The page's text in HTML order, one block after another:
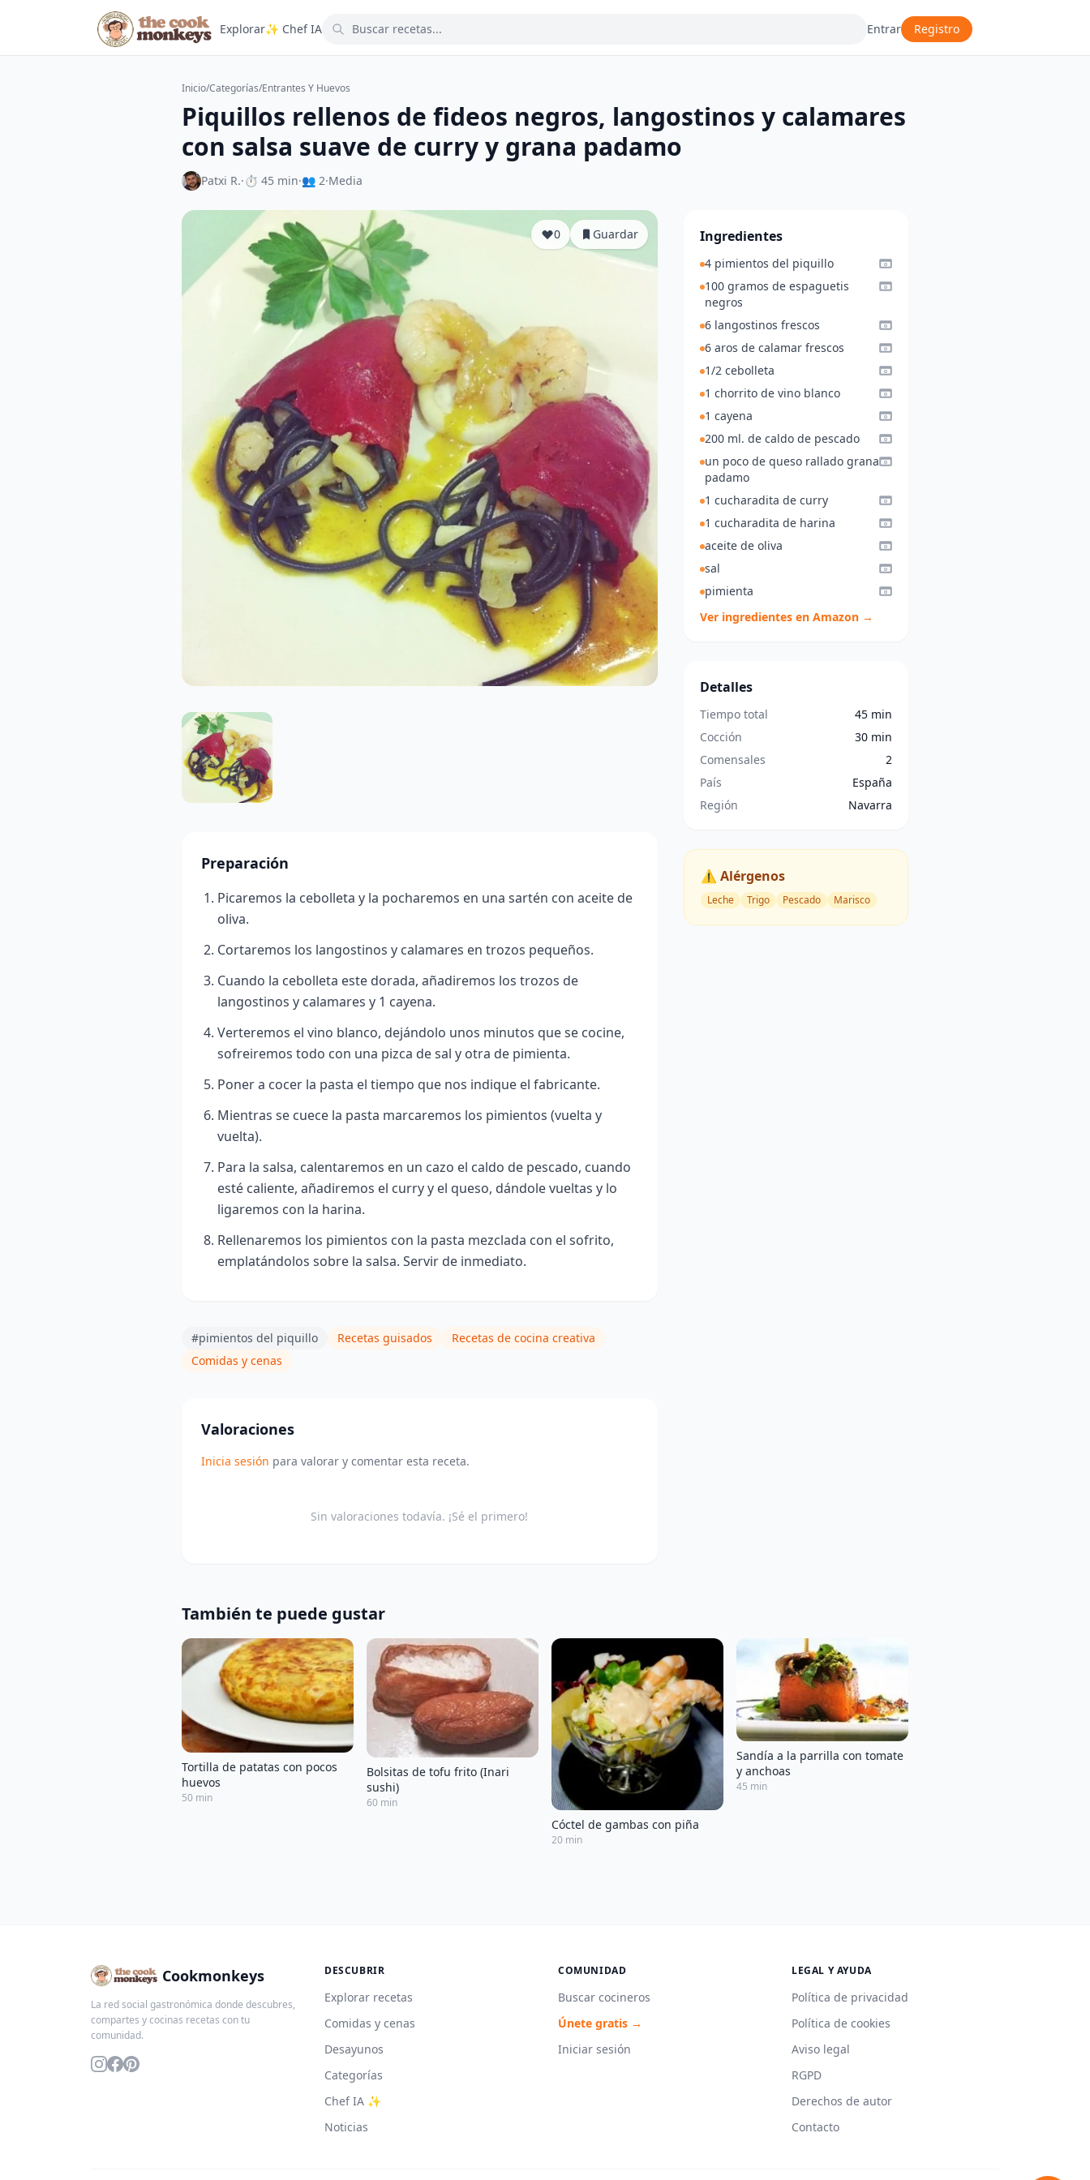
Explorar✨ Chef IA Entrar Registro
Inicio/Categorías/Entrantes Y Huevos
Piquillos rellenos de fideos negros, langostinos y calamares
con salsa suave de curry y grana padamo
Patxi R.·⏱ 45 min·👥 2·Media
0 Guardar
Preparación
Picaremos la cebolleta y la pocharemos en una sartén con aceite de
oliva.
Cortaremos los langostinos y calamares en trozos pequeños.
Cuando la cebolleta este dorada, añadiremos los trozos de
langostinos y calamares y 1 cayena.
Verteremos el vino blanco, dejándolo unos minutos que se cocine,
sofreiremos todo con una pizca de sal y otra de pimienta.
Poner a cocer la pasta el tiempo que nos indique el fabricante.
Mientras se cuece la pasta marcaremos los pimientos (vuelta y
vuelta).
Para la salsa, calentaremos en un cazo el caldo de pescado, cuando
esté caliente, añadiremos el curry y el queso, dándole vueltas y lo
ligaremos con la harina.
Rellenaremos los pimientos con la pasta mezclada con el sofrito,
emplatándolos sobre la salsa. Servir de inmediato.
#pimientos del piquillo Recetas guisados
Recetas de cocina creativa
Comidas y cenas
Valoraciones
Inicia sesión para valorar y comentar esta receta.
Sin valoraciones todavía. ¡Sé el primero!
Ingredientes
4 pimientos del piquillo
100 gramos de espaguetis
negros
6 langostinos frescos
6 aros de calamar frescos
1/2 cebolleta
1 chorrito de vino blanco
1 cayena
200 ml. de caldo de pescado
un poco de queso rallado grana
padamo
1 cucharadita de curry
1 cucharadita de harina
aceite de oliva
sal
pimienta
Ver ingredientes en Amazon →
Detalles
Tiempo total
45 min
Cocción
30 min
Comensales
2
País
España
Región
Navarra
⚠️ Alérgenos
Leche Trigo Pescado Marisco
También te puede gustar
Tortilla de patatas con pocos
huevos
50 min
Bolsitas de tofu frito (Inari
sushi)
60 min
Cóctel de gambas con piña
20 min
Sandía a la parrilla con tomate
y anchoas
45 min
Cookmonkeys
La red social gastronómica donde descubres,
compartes y cocinas recetas con tu
comunidad.
DESCUBRIR
Explorar recetas
Comidas y cenas
Desayunos
Categorías
Chef IA ✨
Noticias
COMUNIDAD
Buscar cocineros
Únete gratis →
Iniciar sesión
LEGAL Y AYUDA
Política de privacidad
Política de cookies
Aviso legal
RGPD
Derechos de autor
Contacto